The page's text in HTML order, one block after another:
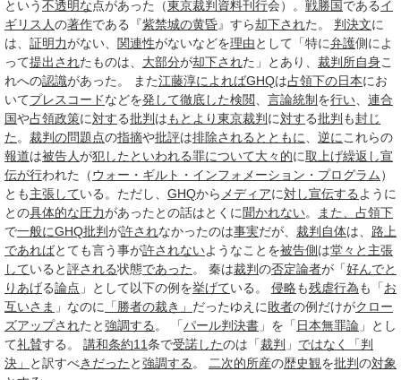
という不透明な点があった（東京裁判 資料刊行会）。 戦勝国であるイ
ギリス人の著作である『紫禁城の黄昏』すら却下された。 判決文に
は、 証明力がない、 関連性がないなどを理由として「特に弁護側によ
って提出されたものは、 大部分が却下された」とあり、 裁判所自身こ
れへの認識があった。 また江藤淳によればGHQは占領下の日本にお
いてプレスコードなどを発して徹底した検閲 言論統制 を行い
連合
国や占領政策に対する批判 はもとより東京裁判 に対する批判 も封じ
た 。 裁判の問題点の指摘や批評は排除される とともに 逆に これらの
報道は被告人が犯した といわれる罪について大々的に取上げ繰返し宣
伝が行われた（ウォー・ギルト・インフォメーション・プログラム ）
とも主張している。ただし、 GHQから メディアに対し宣伝する ように
との具体的な圧力があったとの話はとくに聞かれない。 また、 占領下
で一般にGHQ批判が許されなかったのは事実だが、 裁判 自体は、 路上
であればとても言う事が許されないようなことを被告側は堂々と 主張
していると評される状態であった 。 秦は裁判の否定論者が「好んでと
りあげる論点 」として以下の例を挙げている。 侵略も残虐行為も「お
互いさま 」なのに 「勝者の裁き」 だったゆえに敗者の例だけがクロー
ズアップされたと強調する 。 「パール判決書 」を「 日本無罪論 」とし
て礼賛する。 講和条約11条で受諾したのは「裁判 」 ではなく
「判
決」
と訳すべきだった と強調する 。 二次的所産の歴史観を批判の対象